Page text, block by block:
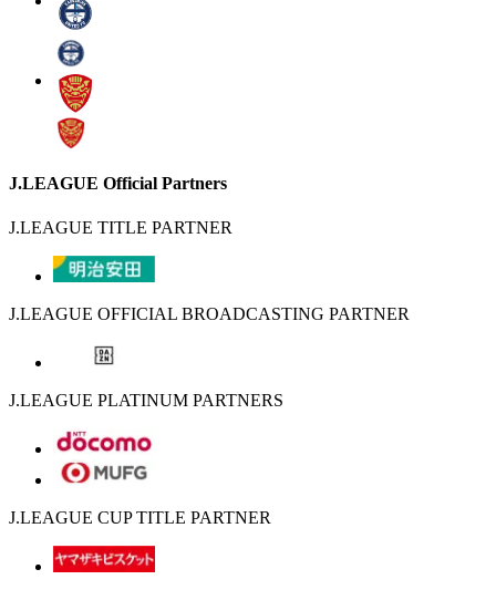
J.LEAGUE Official Partners
J.LEAGUE TITLE PARTNER
J.LEAGUE OFFICIAL BROADCASTING PARTNER
J.LEAGUE PLATINUM PARTNERS
J.LEAGUE CUP TITLE PARTNER